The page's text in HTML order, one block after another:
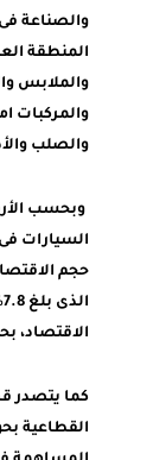
والصناعة
المنطقة
والملابس
والمركبات
والصلب
وبحسب
حجم
الاقتصاد،
كما يتصدر